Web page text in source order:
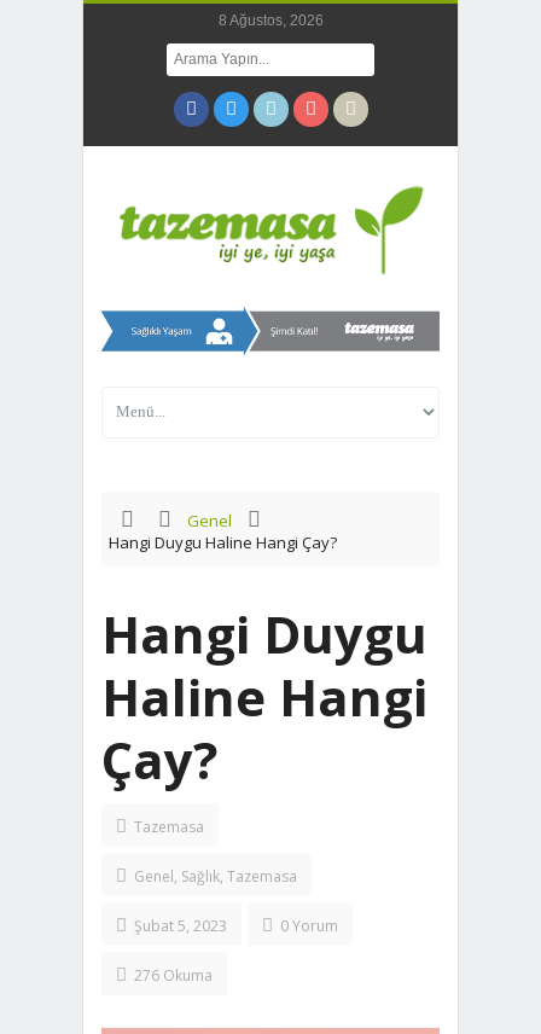
8 Ağustos, 2026
Genel
Hangi Duygu Haline Hangi Çay?
Hangi Duygu
Haline Hangi
Çay?
Tazemasa
Genel, Sağlık, Tazemasa
Şubat 5, 2023 0 Yorum
276 Okuma